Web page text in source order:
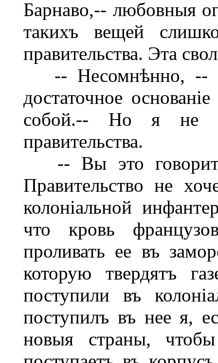
Барнаво,-- любовныя
такихъ вещей
правительства. Эта
-- Несомнѣнно, --
достаточное
собой.-- Но я не
правительства.
-- Вы это
Правительство не
колоніальной
что кровь
проливать ее въ
которую твердятъ
поступили въ
поступилъ въ нее я,
новыя страны,